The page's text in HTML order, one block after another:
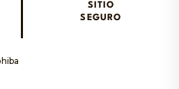
SITIO
SEGURO